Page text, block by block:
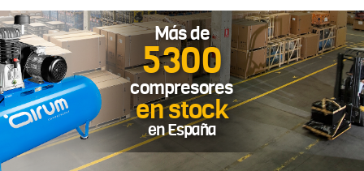
Más de
5300
compresores
en stock
en España